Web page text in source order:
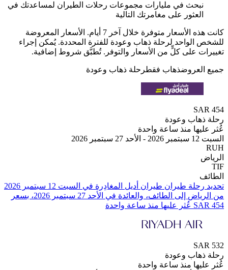
في مليارات مجموعات رحلات الطيران لمساعدتك في
على مغامرتك التالية
كانت هذه الأسعار متوفرة خلال آخر 7 أيام. الأسعار المعروضة
لرحلة ذهاب وعودة للفترة المحددة. يُمكن إجراء
على كلٍّ من الأسعار والتوفر. تُطبَّق شروط إضافية.
ذهاب فقطرحلة ذهاب وعودة
وعودة
منذ ساعة واحدة
من ⁦الرياض⁩ إلى ⁦الطائف⁩، والعائدة في ⁦الأحد 27 سبتمبر 2026⁩، بسعر
وعودة
منذ ساعة واحدة